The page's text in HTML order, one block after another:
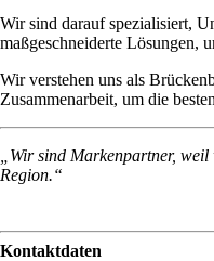
Wir sind darauf spezialisiert,
maßgeschneiderte Lösungen,
Wir verstehen uns als
Zusammenarbeit, um die
„Wir sind Markenpartner,
Region.“
Kontaktdaten